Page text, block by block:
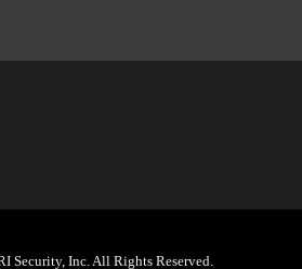
Security, Inc. All Rights Reserved.